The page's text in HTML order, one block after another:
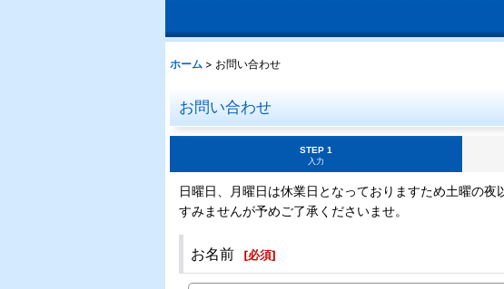
ホーム > お問い合わせ
お問い合わせ
STEP 1
入力
日曜日、月曜日は休業日となっておりますため土曜の
すみませんが予めご了承くださいませ。
お名前 [必須]